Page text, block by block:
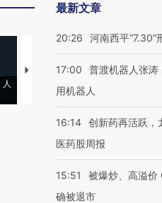
人
【推广】走进第四届链博
会，让数智科技“链”接产
最新文章
20:26 河南西平“7.30”
17:00
普渡机器人张涛
用机器人
16:14 创新药再活跃，
医药股周报
15:51
被爆炒、高溢价
确被退市